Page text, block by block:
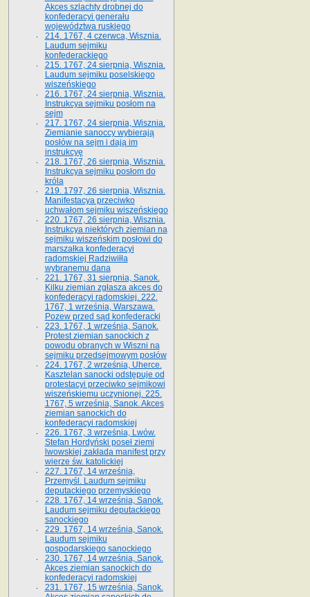
Akces szlachty drobnej do
konfederacyi generału
województwa ruskiego
214. 1767, 4 czerwca, Wisznia.
Laudum sejmiku
konfederackiego
215. 1767, 24 sierpnia, Wisznia.
Laudum sejmiku poselskiego
wiszeńskiego
216. 1767, 24 sierpnia, Wisznia.
Instrukcya sejmiku posłom na
sejm
217. 1767, 24 sierpnia, Wisznia.
Ziemianie sanoccy wybierają
posłów na sejm i dają im
instrukcyę
218. 1767, 26 sierpnia, Wisznia.
Instrukcya sejmiku posłom do
króla
219. 1797, 26 sierpnia, Wisznia.
Manifestacya przeciwko
uchwałom sejmiku wiszeńskiego
220. 1767, 26 sierpnia, Wisznia.
Instrukcya niektórych ziemian na
sejmiku wiszeńskim posłowi do
marszałka konfe­deracyi
radomskiej Radziwiłła
wybranemu dana
221. 1767, 31 sierpnia, Sanok.
Kilku ziemian zgłasza akces do
konfederacyi radomskiej. 222.
1767, 1 września, Warszawa.
Pozew przed sąd konfederacki
223. 1767, 1 września, Sanok.
Protest ziemian sanockich z
powodu obranych w Wiszni na
sejmiku przedsejmo­wym posłów
224. 1767, 2 września, Uherce.
Kasztelan sanocki odstępuje od
protestacyi przeciwko sejmikowi
wiszeńskiemu uczynionej. 225.
1767, 5 września, Sanok. Akces
ziemian sanockich do
konfederacyi radomskiej
226. 1767, 3 września, Lwów.
Stefan Hordyński poseł ziemi
lwowskiej zakłada manifest przy
wierze św. ka­tolickiej
227. 1767, 14 września,
Przemyśl. Laudum sejmiku
deputackiego przemyskiego
228. 1767, 14 września, Sanok.
Laudum sejmiku deputackiego
sanockiego
229. 1767, 14 września, Sanok.
Laudum sejmiku
gospodarskiego sanockiego
230. 1767, 14 września, Sanok.
Akces ziemian sanockich do
konfederacyi radomskiej
231. 1767, 15 września, Sanok.